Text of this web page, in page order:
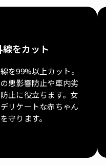
線をカット
を99%以上カット。
悪影響防止や車内劣
止に役立ちます。女
リケートな赤ちゃん
守ります。